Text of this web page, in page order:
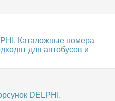
Каталожные номера
для автобусов и
DELPHI.